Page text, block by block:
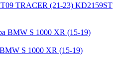
TRACER (21-23) KD2159ST
S 1000 XR (15-19)